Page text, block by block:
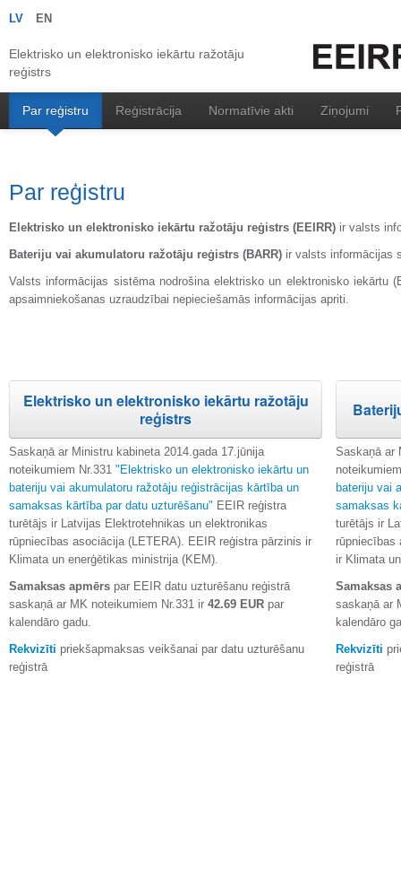
LV EN
Elektrisko un elektronisko iekārtu ražotāju
reģistrs
Par reģistru Reģistrācija Normatīvie akti Ziņojumi
Par reģistru
Elektrisko un elektronisko iekārtu ražotāju reģistrs (EEIRR) ir valsts
Bateriju vai akumulatoru ražotāju reģistrs (BARR) ir valsts informācijas
Valsts informācijas sistēma nodrošina elektrisko un elektronisko iekārtu
apsaimniekošanas uzraudzībai nepieciešamās informācijas apriti.
Elektrisko un elektronisko iekārtu ražotāju
reģistrs
Saskaņā ar Ministru kabineta 2014.gada 17.jūnija
noteikumiem Nr.331 "Elektrisko un elektronisko iekārtu un
bateriju vai akumulatoru ražotāju reģistrācijas kārtība un
samaksas kārtība par datu uzturēšanu" EEIR reģistra
turētājs ir Latvijas Elektrotehnikas un elektronikas
rūpniecības asociācija (LETERA). EEIR reģistra pārzinis ir
Klimata un enerģētikas ministrija (KEM).
Samaksas apmērs par EEIR datu uzturēšanu reģistrā
saskaņā ar MK noteikumiem Nr.331 ir 42.69 EUR par
kalendāro gadu.
Rekvizīti priekšapmaksas veikšanai par datu uzturēšanu
reģistrā
Saskaņā ar
bateriju vai
samaksas
turētājs ir
rūpniecības
ir Klimata
Samaksas
saskaņā ar
kalendāro
Rekvizīti
reģistrā